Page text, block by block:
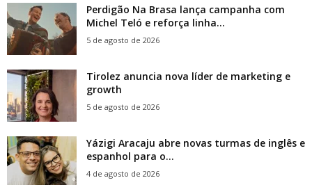
Perdigão Na Brasa lança campanha com
Michel Teló e reforça linha...
5 de agosto de 2026
Tirolez anuncia nova líder de marketing e
growth
5 de agosto de 2026
Yázigi Aracaju abre novas turmas de inglês e
espanhol para o...
4 de agosto de 2026